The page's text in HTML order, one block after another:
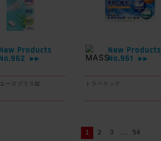
New Products
▶▶
ースプラス錠
New Products
No.961
▶▶
トラベリック
1 2 3 ... 54